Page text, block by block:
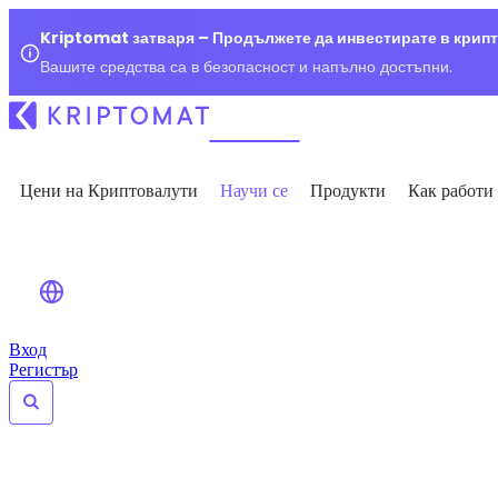
Kriptomat затваря – Продължете да инвестирате в
Вашите средства са в безопасност и напълно достъпни.
Цени на Криптовалути Научи се Продукти Как работи
Вход
Регистър